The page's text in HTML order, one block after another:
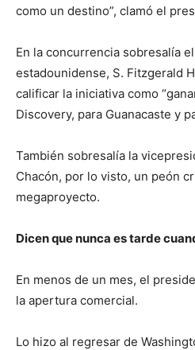
como un destino”, clamó el
En la concurrencia sobresalía
estadounidense, S. Fitzgerald
calificar la iniciativa como
Discovery, para Guanacaste y
También sobresalía la
Chacón, por lo visto, un peón
megaproyecto.
Dicen que nunca es tarde
En menos de un mes, el
la apertura comercial.
Lo hizo al regresar de